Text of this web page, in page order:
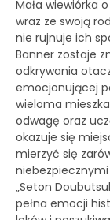
Mała wiewiórka
wraz ze swoją
nie rujnuje ich
Banner zostaje
odkrywania
emocjonującej
wieloma
odwagę oraz
okazuje się
mierzyć się
„Seton
pełna emocji